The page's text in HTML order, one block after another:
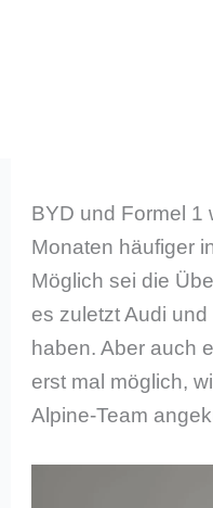
BYD und Formel 1
Monaten häufiger
Möglich sei die
es zuletzt Audi
haben. Aber auch
erst mal möglich,
Alpine-Team